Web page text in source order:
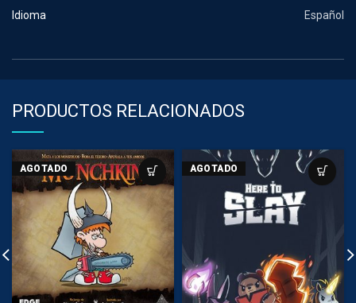
Idioma Español
PRODUCTOS RELACIONADOS
AGOTADO AGOTADO